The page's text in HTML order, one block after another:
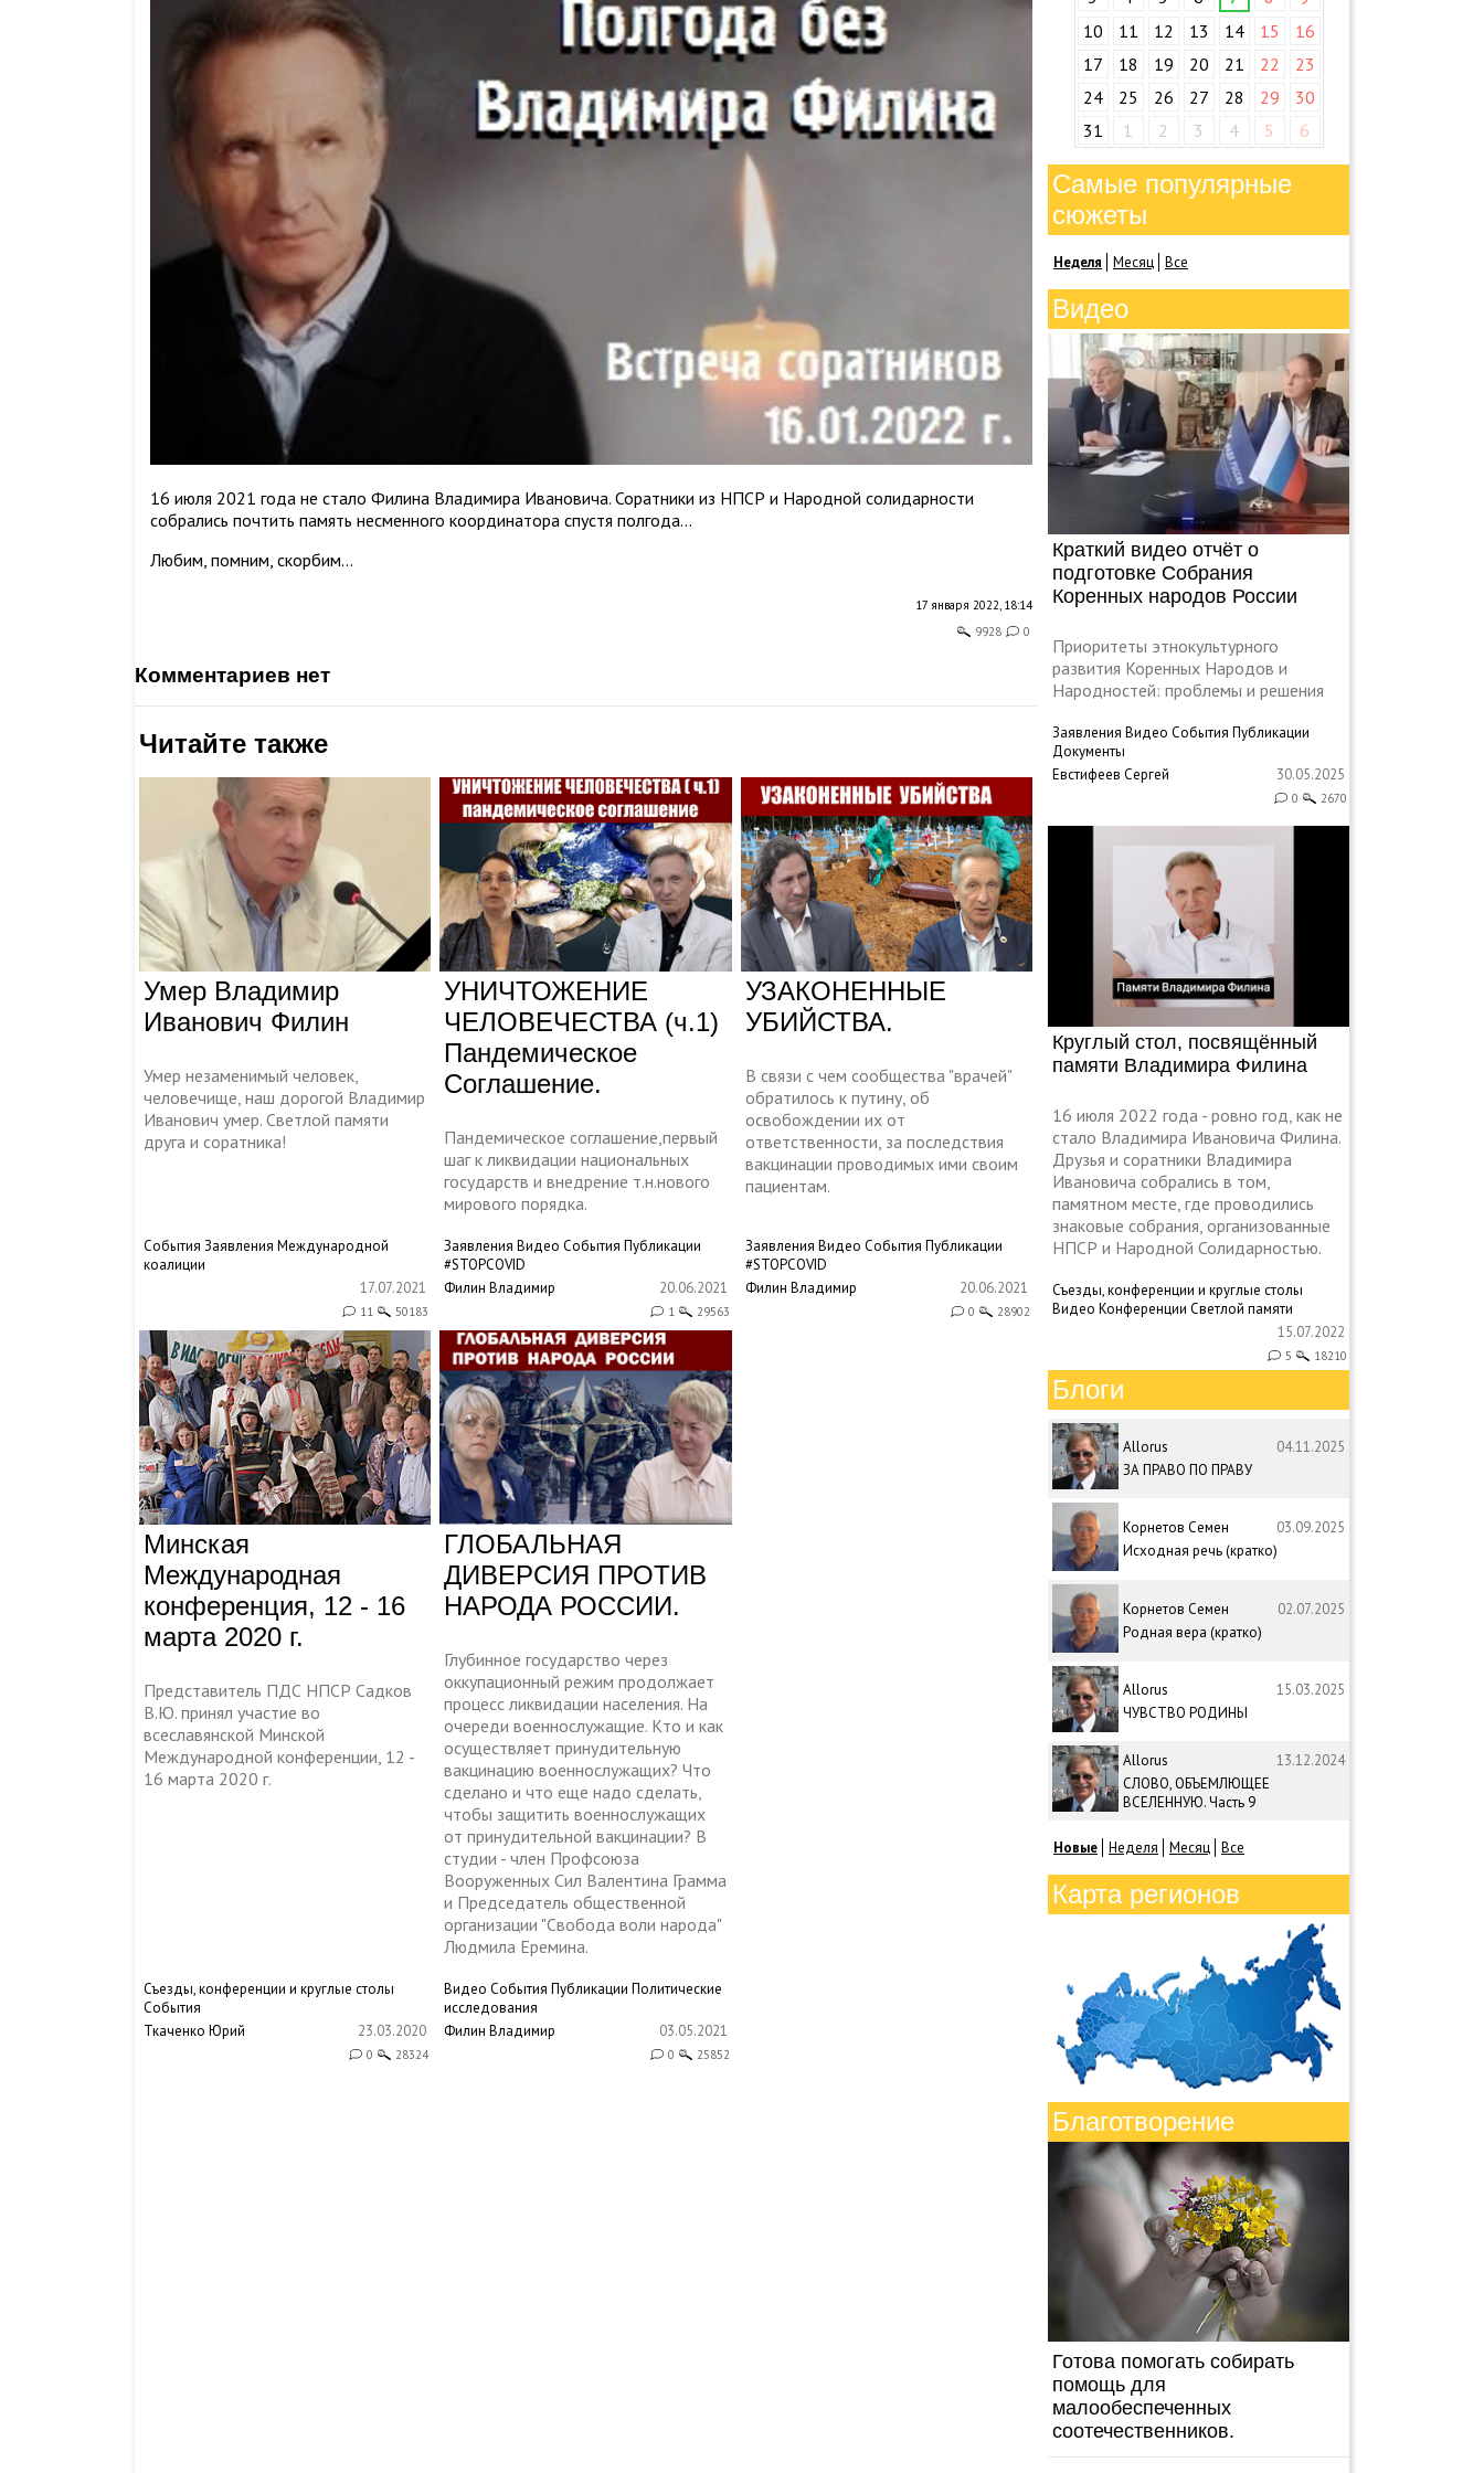
16 июля 2021 года не стало Филина Владимира Ивановича. Соратники из НПСР и Народной солидарности
собрались почтить память несменного координатора спустя полгода...
Любим, помним, скорбим...
17 января 2022, 18:14
9928
0
комментариев нет
Читайте также
Умер Владимир
Иванович Филин
Умер незаменимый человек,
человечище, наш дорогой Владимир
Иванович умер. Светлой памяти
друга и соратника!
События Заявления Международной
коалиции
17.07.2021
11 50183
УНИЧТОЖЕНИЕ
ЧЕЛОВЕЧЕСТВА (ч.1)
Пандемическое
Соглашение.
Пандемическое соглашение,первый
шаг к ликвидации национальных
государств и внедрение т.н.нового
мирового порядка.
Заявления Видео События Публикации
#STOPCOVID
Филин Владимир
20.06.2021
1 29563
УЗАКОНЕННЫЕ
УБИЙСТВА.
В связи с чем сообщества "врачей"
обратилось к путину, об
освобождении их от
ответственности, за последствия
вакцинации проводимых ими своим
пациентам.
Заявления Видео События Публикации
#STOPCOVID
Филин Владимир
20.06.2021
0 28902
Минская
Международная
конференция, 12 - 16
марта 2020 г.
Представитель ПДС НПСР Садков
В.Ю. принял участие во
всеславянской Минской
Международной конференции, 12 -
16 марта 2020 г.
Съезды, конференции и круглые столы
События
Ткаченко Юрий
23.03.2020
0 28324
ГЛОБАЛЬНАЯ
ДИВЕРСИЯ ПРОТИВ
НАРОДА РОССИИ.
Глубинное государство через
оккупационный режим продолжает
процесс ликвидации населения. На
очереди военнослужащие. Кто и как
осуществляет принудительную
вакцинацию военнослужащих? Что
сделано и что еще надо сделать,
чтобы защитить военнослужащих
от принудительной вакцинации? В
студии - член Профсоюза
Вооруженных Сил Валентина Грамма
и Председатель общественной
организации "Свобода воли народа"
Людмила Еремина.
Видео События Публикации Политические
исследования
Филин Владимир
03.05.2021
0 25852
10
11 12 13 14 15
16
17
18 19 20 21 22
23
24
25 26 27 28 29
30
31
1 2 3 4 5 6
Самые популярные
сюжеты
Неделя Месяц Все
Видео
Краткий видео отчёт о
подготовке Собрания
Коренных народов России
Приоритеты этнокультурного
развития Коренных Народов и
Народностей: проблемы и решения
Заявления Видео События Публикации
Документы
Евстифеев Сергей
30.05.2025
0 2670
Круглый стол, посвящённый
памяти Владимира Филина
16 июля 2022 года - ровно год, как не
стало Владимира Ивановича Филина.
Друзья и соратники Владимира
Ивановича собрались в том,
памятном месте, где проводились
знаковые собрания, организованные
НПСР и Народной Солидарностью.
Съезды, конференции и круглые столы
Видео Конференции Светлой памяти
15.07.2022
5 18210
Блоги
Allorus
04.11.2025
ЗА ПРАВО ПО ПРАВУ
Корнетов Семен
03.09.2025
Исходная речь (кратко)
Корнетов Семен
02.07.2025
Родная вера (кратко)
Allorus
15.03.2025
ЧУВСТВО РОДИНЫ
Allorus
13.12.2024
СЛОВО, ОБЪЕМЛЮЩЕЕ
ВСЕЛЕННУЮ. Часть 9
Новые Неделя Месяц Все
Карта регионов
Благотворение
Готова помогать собирать
помощь для
малообеспеченных
соотечественников.